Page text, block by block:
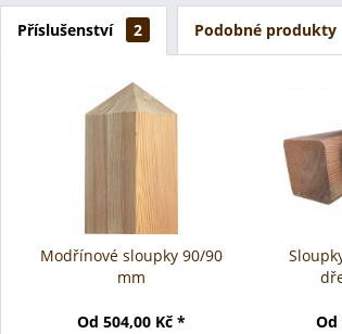
Příslušenství 2 Podobné produkty
Modřínové sloupky 90/90
mm
Od 504,00 Kč *
Od